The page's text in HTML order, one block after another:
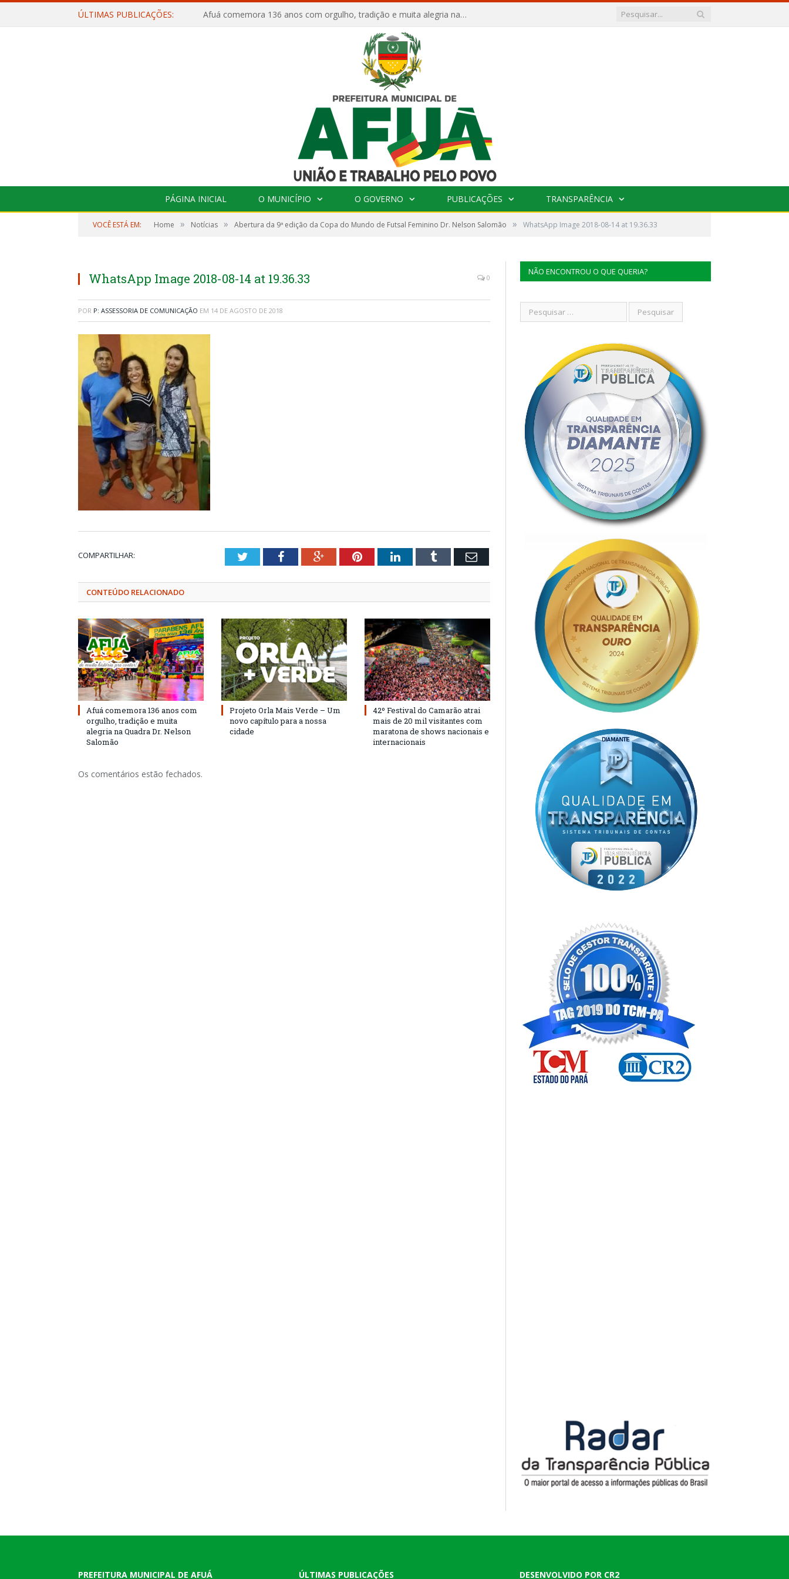
ÚLTIMAS PUBLICAÇÕES: Afuá comemora 136 anos com orgulho, tradição e muita alegria na Quadra Dr. Nelson Salomão
PÁGINA INICIAL O MUNICÍPIO O GOVERNO PUBLICAÇÕES TRANSPARÊNCIA
VOCÊ ESTÁ EM: Home » Notícias » Abertura da 9ª edição da Copa do Mundo de Futsal Feminino Dr. Nelson Salomão » WhatsApp Image 2018-08-14 at 19.36.33
WhatsApp Image 2018-08-14 at 19.36.33 0
POR P: ASSESSORIA DE COMUNICAÇÃO EM 14 DE AGOSTO DE 2018
COMPARTILHAR: TwitterFacebookGoogle+PinterestLinkedInTumblr Email
CONTEÚDO RELACIONADO
Afuá comemora 136 anos com
orgulho, tradição e muita
alegria na Quadra Dr. Nelson
Salomão
Projeto Orla Mais Verde – Um
novo capítulo para a nossa
cidade
42º Festival do Camarão atrai
mais de 20 mil visitantes com
maratona de shows nacionais e
internacionais
Os comentários estão fechados.
NÃO ENCONTROU O QUE QUERIA?
PREFEITURA MUNICIPAL DE AFUÁ ÚLTIMAS PUBLICAÇÕES DESENVOLVIDO POR CR2